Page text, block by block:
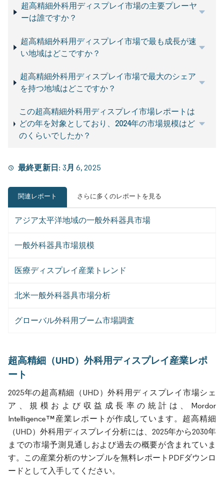
超高精細外科用ディスプレイ市場の主要プレーヤ
ーは誰ですか？
超高精細外科用ディスプレイ市場で最も成長が速
い地域はどこですか？
超高精細外科用ディスプレイ市場で最大のシェア
を持つ地域はどこですか？
この超高精細外科用ディスプレイ市場レポートは
どの年を対象としており、2024年の市場規模はど
のくらいでしたか？
最終更新日: 3月 6, 2025
関連レポート さらに多くのレポートを見る
アジア太平洋地域の一般外科器具市場
一般外科器具市場規模
医療ディスプレイ産業トレンド
北米一般外科器具市場分析
グローバル外科用ブーム市場調査
超高精細（UHD）外科用ディスプレイ産業レポ
ート
2025年の超高精細（UHD）外科用ディスプレイ市場シェ
ア、規模および収益成長率の統計は、Mordor
Intelligence™産業レポートが作成しています。超高精細
（UHD）外科用ディスプレイ分析には、2025年から2030年
までの市場予測見通しおよび過去の概要が含まれていま
す。この産業分析のサンプルを無料レポートPDFダウンロ
ードとして入手してください。